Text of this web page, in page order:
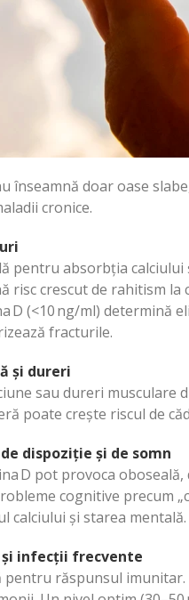
înseamnă doar oase
cronice.
pentru absorbția
risc crescut de rahitism
D (<10 ng/ml) determină
fracturile.
și dureri
sau dureri musculare
poate crește riscul de
dispoziție și de somn
D pot provoca
cognitive precum
calciului și starea mentală.
infecții frecvente
pentru răspunsul